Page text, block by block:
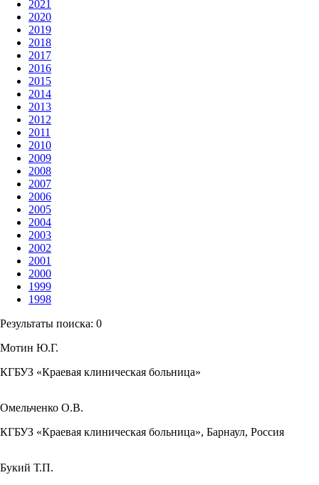
2021
2020
2019
2018
2017
2016
2015
2014
2013
2012
2011
2010
2009
2008
2007
2006
2005
2004
2003
2002
2001
2000
1999
1998
Результаты поиска: 0
Мотин Ю.Г.
КГБУЗ «Краевая клиническая больница»
Омельченко О.В.
КГБУЗ «Краевая клиническая больница», Барнаул, Россия
Букий Т.П.